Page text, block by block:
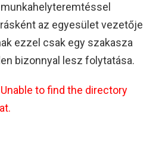
az egyesület vezetője
ezzel csak egy szakasza
bizonnyal lesz folytatása.
Unable to find the directory